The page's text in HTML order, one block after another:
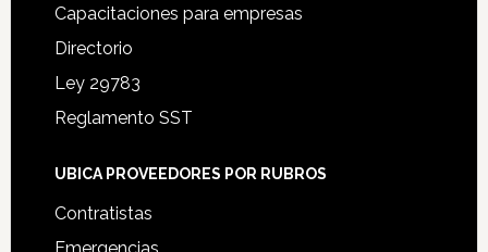
Capacitaciones para empresas
Directorio
Ley 29783
Reglamento SST
UBICA PROVEEDORES POR RUBROS
Contratistas
Emergencias